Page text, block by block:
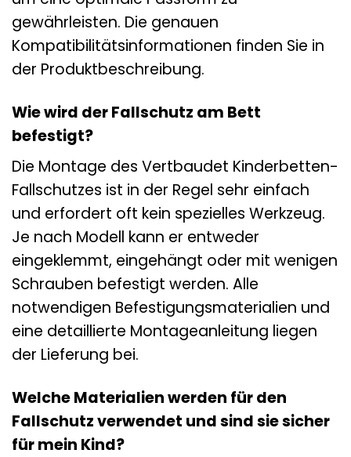
gewährleisten. Die genauen
Kompatibilitätsinformationen finden Sie in
der Produktbeschreibung.
Wie wird der Fallschutz am Bett
befestigt?
Die Montage des Vertbaudet Kinderbetten-
Fallschutzes ist in der Regel sehr einfach
und erfordert oft kein spezielles Werkzeug.
Je nach Modell kann er entweder
eingeklemmt, eingehängt oder mit wenigen
Schrauben befestigt werden. Alle
notwendigen Befestigungsmaterialien und
eine detaillierte Montageanleitung liegen
der Lieferung bei.
Welche Materialien werden für den
Fallschutz verwendet und sind sie sicher
für mein Kind?